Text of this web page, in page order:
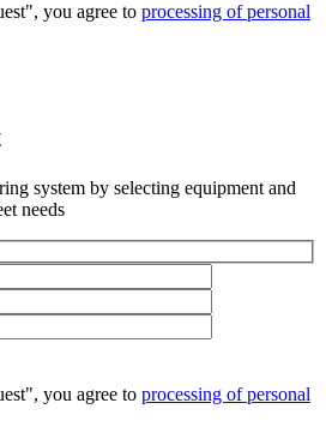
you agree to processing of personal
system by selecting equipment and
needs
you agree to processing of personal